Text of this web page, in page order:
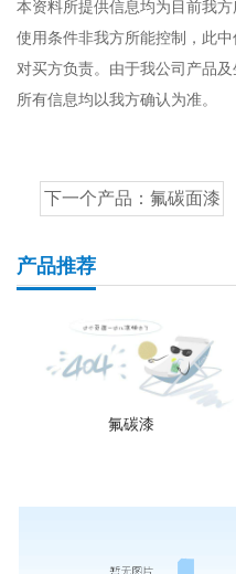
本资料所提供信息均为目前我
使用条件非我方所能控制，此
对买方负责。由于我公司产品
所有信息均以我方确认为准。
下一个产品： 氟碳面漆
产品推荐
氟碳漆